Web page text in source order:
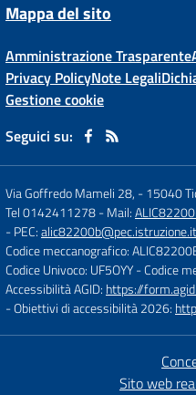
Mappa del sito
Amministrazione Trasparente
Privacy PolicyNote Legali
Gestione cookie
Seguici su:
Via Goffredo Mameli 28, -15040
Tel 0142411278- Mail:
- PEC:alic82200b@pec.istruzione.it
Codice meccanografico:
Codice Univoco: UF5OYY- Codice
Accessibilità AGID: https://
- Obiettivi di accessibilità 2026:
Sito web